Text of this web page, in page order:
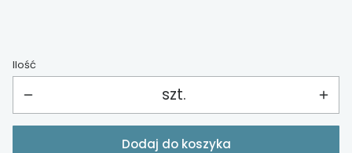
Ilość
szt.
Dodaj do koszyka